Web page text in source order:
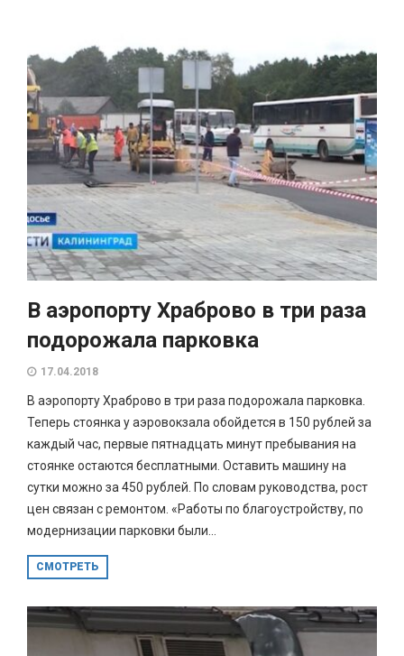
В аэропорту Храброво в три раза
подорожала парковка
17.04.2018
В аэропорту Храброво в три раза подорожала парковка.
Теперь стоянка у аэровокзала обойдется в 150 рублей за
каждый час, первые пятнадцать минут пребывания на
стоянке остаются бесплатными. Оставить машину на
сутки можно за 450 рублей. По словам руководства, рост
цен связан с ремонтом. «Работы по благоустройству, по
модернизации парковки были...
СМОТРЕТЬ